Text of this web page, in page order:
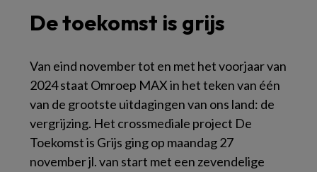
De toekomst is grijs
Van eind november tot en met het voorjaar van
2024 staat Omroep MAXin het teken van één
van de grootste uitdagingen van ons land: de
vergrijzing. Het crossmediale project De
Toekomst is Grijs ging op maandag 27
november jl. van start met een zevendelige